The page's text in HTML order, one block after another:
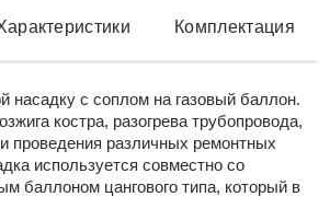
Комплектация
насадку с соплом на газовый баллон.
костра, разогрева трубопровода,
проведения различных ремонтных
используется совместно со
баллоном цангового типа, который в